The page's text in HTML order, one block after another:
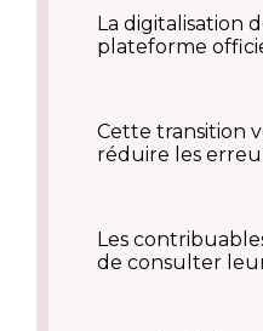
La digitalisation
plateforme
Cette transition
réduire les
Les
de consulter